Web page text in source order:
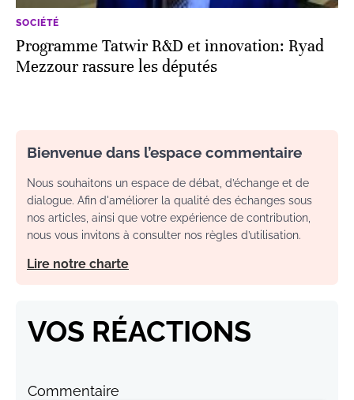
SOCIÉTÉ
Programme Tatwir R&D et innovation: Ryad
Mezzour rassure les députés
Bienvenue dans l’espace commentaire
Nous souhaitons un espace de débat, d’échange et de
dialogue. Afin d'améliorer la qualité des échanges sous
nos articles, ainsi que votre expérience de contribution,
nous vous invitons à consulter nos règles d’utilisation.
Lire notre charte
VOS RÉACTIONS
Commentaire